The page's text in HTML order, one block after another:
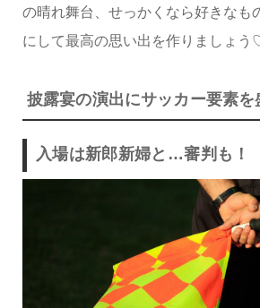
の晴れ舞台、せっかくなら好きなも
にして最高の思い出を作りましょう
披露宴の演出にサッカー要素を
入場は新郎新婦と…審判も！